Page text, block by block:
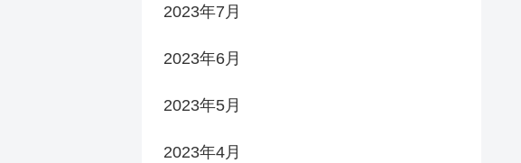
2023年7月
2023年6月
2023年5月
2023年4月